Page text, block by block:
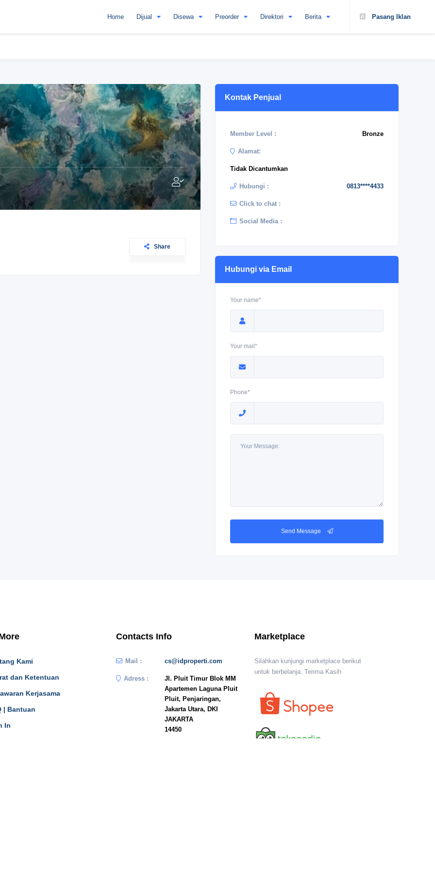
Pasang Iklan
Home Dijual Disewa Preorder Direktori Berita
Share
Kontak Penjual
Member Level : Bronze
Alamat:
Tidak Dicantumkan
Hubungi : 0813****4433
Click to chat :
Social Media :
Hubungi via Email
Your name*
Your mail*
Phone*
Send Message
Kami
dan Ketentuan
Kerjasama
| Bantuan
In
Contacts Info
Mail : cs@idproperti.com
Adress :
Jl. Pluit Timur Blok MM
Apartemen Laguna Pluit
Pluit, Penjaringan,
Jakarta Utara, DKI
JAKARTA
14450
Marketplace
Silahkan kunjungi marketplace berikut
untuk berbelanja. Terima Kasih